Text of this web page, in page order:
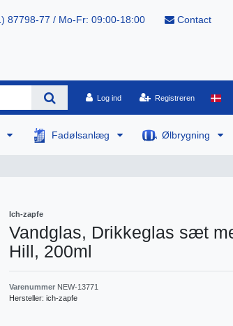
87798-77 / Mo-Fr: 09:00-18:00 Contact
Log ind Registreren
Fadølsanlæg Ølbrygning
Ich-zapfe
Vandglas, Drikkeglas sæt
Hill, 200ml
Varenummer NEW-13771
Hersteller: ich-zapfe